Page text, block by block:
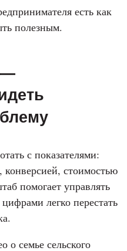
разные ситуации.
не может
И каждый раз
конкретную задачу.
полезным.
—